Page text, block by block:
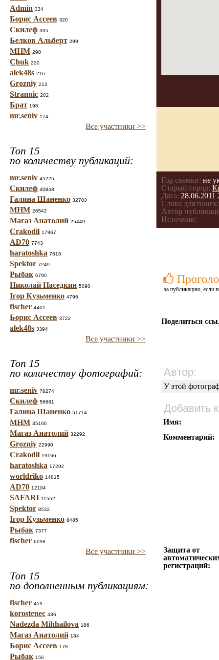
Admin 334
Борис Ассеев 320
Скилеф 305
Белков Альберт 299
МНМ 298
Chuk 220
alek48s 216
Grozniy 212
Strannic 202
Брат 198
mr.seniv 174
Все участники >>
Топ 15
по количеству публикаций:
mr.seniv 45225
Скилеф 40848
Галина Шаненко 32703
МНМ 26542
Магаз Анатолий 25449
Crakodil 17967
AD70 7743
haratoshka 7618
Spektor 7249
Рыбак 6790
Николай Наседкин 5090
Ігор Кузьменко 4796
fischer 4401
Борис Ассеев 3722
alek48s 3394
Все участники >>
Топ 15
по количеству фотографий:
mr.seniv 78274
Скилеф 56681
Галина Шаненко 51714
МНМ 35166
Магаз Анатолий 32292
Grozniy 22990
Crakodil 19166
haratoshka 17292
worldriko 14815
AD70 12104
SAFARI 11552
Spektor 8532
Ігор Кузьменко 8485
Рыбак 7377
fischer 6098
Все участники >>
Топ 15
по дополненным публикациям:
fischer 459
korostenec 436
Nadezda Mihhailova 186
Магаз Анатолий 184
Борис Ассеев 178
Рыбак 156
Год съемки: не
Старый город:
Дата: 28.06.2011
Слова для
Автор
Источник:
за публикацию, если
Поделиться
Автор:
У этой
Добавить
Имя:
Комментарий:
Защита от
регистраций: